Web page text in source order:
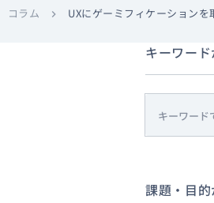
コラム chevron_right UXにゲーミフィケーションを
キーワー
課題・目